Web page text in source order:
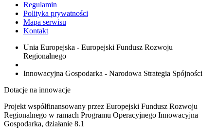
Regulamin
Polityka prywatności
Mapa serwisu
Kontakt
Unia Europejska - Europejski Fundusz Rozwoju
Regionalnego
Innowacyjna Gospodarka - Narodowa Strategia Spójności
Dotacje na innowacje
Projekt współfinansowany przez Europejski Fundusz Rozwoju
Regionalnego w ramach Programu Operacyjnego Innowacyjna
Gospodarka, działanie 8.1